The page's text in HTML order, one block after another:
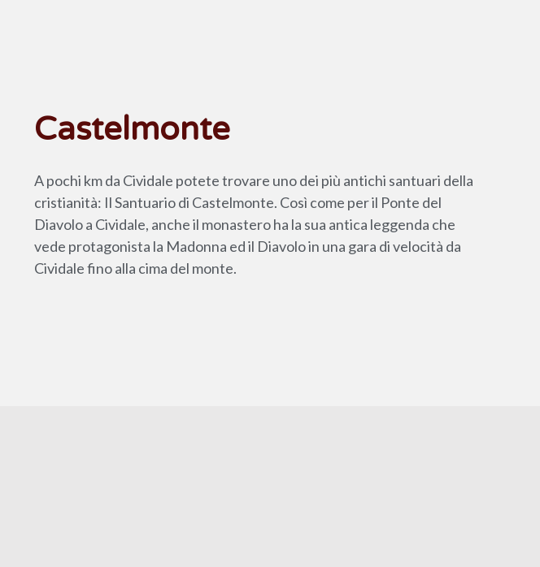
Castelmonte
A pochi km da Cividale potete trovare uno dei più antichi santuari della
cristianità: Il Santuario di Castelmonte. Così come per il Ponte del
Diavolo a Cividale, anche il monastero ha la sua antica leggenda che
vede protagonista la Madonna ed il Diavolo in una gara di velocità da
Cividale fino alla cima del monte.